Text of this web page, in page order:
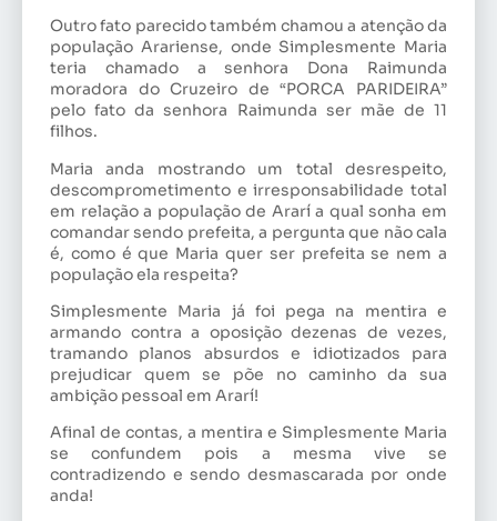
Outro fato parecido também chamou a atenção da
população Arariense, onde Simplesmente Maria
teria chamado a senhora Dona Raimunda
moradora do Cruzeiro de “PORCA PARIDEIRA”
pelo fato da senhora Raimunda ser mãe de 11
filhos.
Maria anda mostrando um total desrespeito,
descomprometimento e irresponsabilidade total
em relação a população de Ararí a qual sonha em
comandar sendo prefeita, a pergunta que não cala
é, como é que Maria quer ser prefeita se nem a
população ela respeita?
Simplesmente Maria já foi pega na mentira e
armando contra a oposição dezenas de vezes,
tramando planos absurdos e idiotizados para
prejudicar quem se põe no caminho da sua
ambição pessoal em Ararí!
Afinal de contas, a mentira e Simplesmente Maria
se confundem pois a mesma vive se
contradizendo e sendo desmascarada por onde
anda!